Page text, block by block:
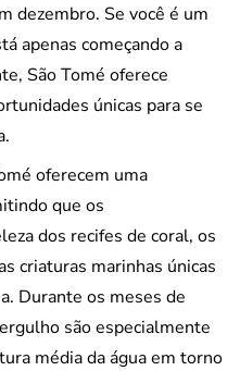
dezembro. Se você é um
apenas começando a
São Tomé oferece
únicas para se
oferecem uma
que os
dos recifes de coral, os
criaturas marinhas únicas
Durante os meses de
são especialmente
média da água em torno